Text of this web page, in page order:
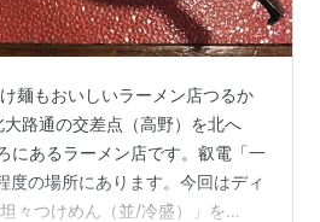
麺もおいしいラーメン店つるか
路通の交差点（高野）を北へ
にあるラーメン店です。叡電「一
度の場所にあります。今回はディ
々つけめん（並/冷盛）」を